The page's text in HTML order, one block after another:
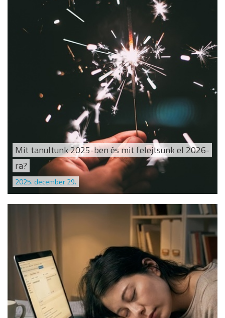
Mit tanultunk 2025-ben és mit felejtsünk el 2026-
ra?
2025. december 29.